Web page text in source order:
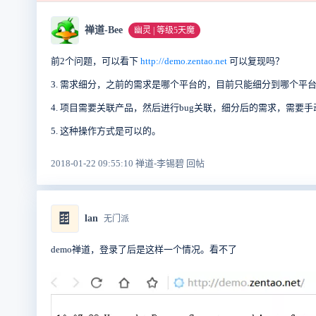
禅道-Bee 幽灵 | 等级5天魔
前2个问题，可以看下 http://demo.zentao.net 可以复现吗？
3. 需求细分，之前的需求是哪个平台的，目前只能细分到哪个平台
4. 项目需要关联产品，然后进行bug关联，细分后的需求，需要手
5. 这种操作方式是可以的。
2018-01-22 09:55:10 禅道-李锡碧 回帖
🍫 lan 无门派
demo禅道，登录了后是这样一个情况。看不了